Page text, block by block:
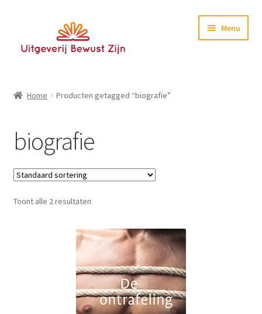
naar
de
Menu
E-books
Nieuwsbrief
Contact
Home Producten getagged “biografie”
biografie
Toont alle 2 resultaten